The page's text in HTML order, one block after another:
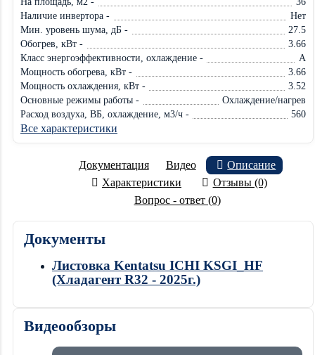
Наличие инвертора -
Нет
Мин. уровень шума, дБ -
27.5
Обогрев, кВт -
3.66
Класс энергоэффективности, охлаждение -
A
Мощность обогрева, кВт -
3.66
Мощность охлаждения, кВт -
3.52
Основные режимы работы -
Охлаждение/нагрев
Расход воздуха, ВБ, охлаждение, м3/ч -
560
Все характеристики
Документация Видео
Описание
Характеристики
Отзывы (0)
Вопрос - ответ (0)
Документы
Листовка Kentatsu ICHI KSGI_HF
(Хладагент R32 - 2025г.)
Видеообзоры